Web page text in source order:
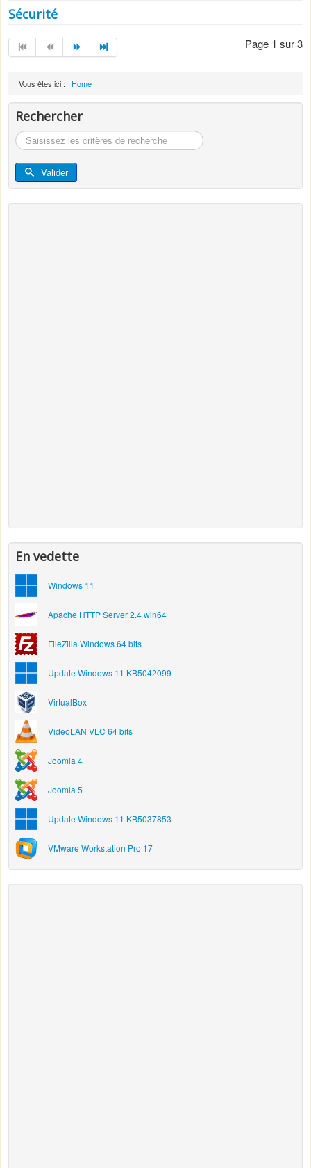
Sécurité
Page 1 sur 3
Vous êtes ici : Home
Rechercher
Rechercher
Valider
En vedette
Windows 11
Apache HTTP Server 2.4 win64
FileZilla Windows 64 bits
Update Windows 11 KB5042099
VirtualBox
VideoLAN VLC 64 bits
Joomla 4
Joomla 5
Update Windows 11 KB5037853
VMware Workstation Pro 17